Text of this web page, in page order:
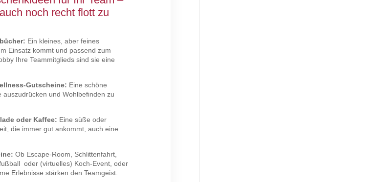
noch recht flott zu
Ein kleines, aber feines
Einsatz kommt und passend zum
Ihre Teammitglieds sind sie eine
Gutscheine: Eine schöne
auszudrücken und Wohlbefinden zu
oder Kaffee: Eine süße oder
die immer gut ankommt, auch eine
Ob Escape-Room, Schlittenfahrt,
oder (virtuelles) Koch-Event, oder
Erlebnisse stärken den Teamgeist.